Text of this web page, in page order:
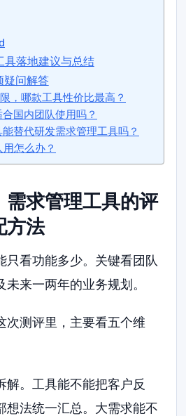
具落地建议与总结
疑问解答
，哪款工具性价比最高？
国内团队使用吗？
替代研发需求管理工具吗？
怎么办？
需求管理工具的评
方法
只看功能多少。关键看团队
来一两年的业务规划。
次测评里，主要看五个维
解。工具能不能把客户反
想法统一汇总。大需求能不